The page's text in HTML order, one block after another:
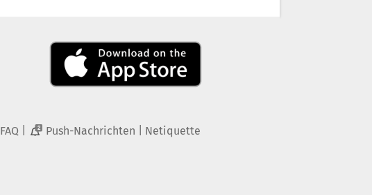
FAQ 2 Push-Nachrichten Netiquette